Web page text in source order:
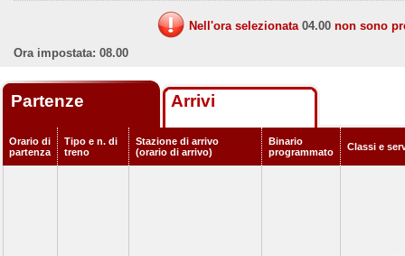
Nell'ora selezionata 04.00 non sono
Ora impostata: 08.00
Partenze Arrivi
Orario di
partenza
Tipo e n. di
treno
Stazione di arrivo
(orario di arrivo)
Binario
programmato
Classi e